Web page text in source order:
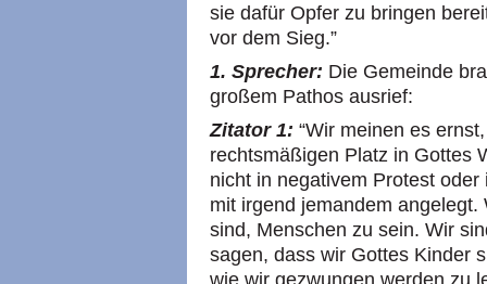
sie dafür Opfer zu bringen
vor dem Sieg.”
1. Sprecher: Die Gemeinde
großem Pathos ausrief:
Zitator 1: “Wir meinen es
rechtsmäßigen Platz in Gottes
nicht in negativem Protest
mit irgend jemandem
sind, Menschen zu sein. Wir
sagen, dass wir Gottes Kinder
wie wir gezwungen werden zu